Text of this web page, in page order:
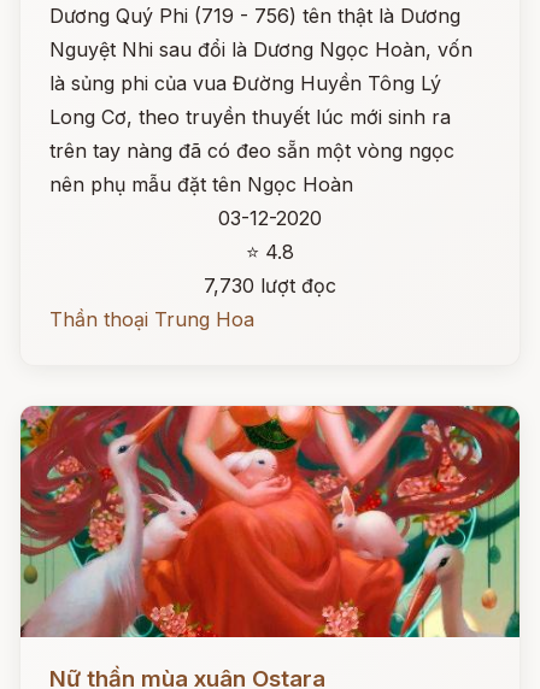
Dương Quý Phi (719 - 756) tên thật là Dương
Nguyệt Nhi sau đổi là Dương Ngọc Hoàn, vốn
là sủng phi của vua Đường Huyền Tông Lý
Long Cơ, theo truyền thuyết lúc mới sinh ra
trên tay nàng đã có đeo sẵn một vòng ngọc
nên phụ mẫu đặt tên Ngọc Hoàn
03-12-2020
⭐ 4.8
7,730 lượt đọc
Thần thoại Trung Hoa
Nữ thần mùa xuân Ostara